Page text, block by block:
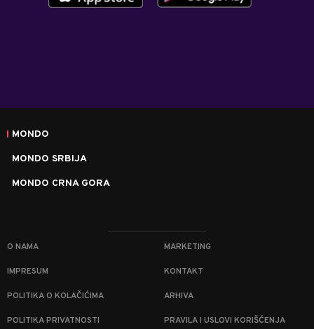
MONDO
MONDO SRBIJA
MONDO CRNA GORA
O NAMA MARKETING
IMPRESUM KONTAKT
POLITIKA O KOLAČIĆIMA ARHIVA
POLITIKA PRIVATNOSTI PRAVILA I USLOVI KORIŠĆENJA